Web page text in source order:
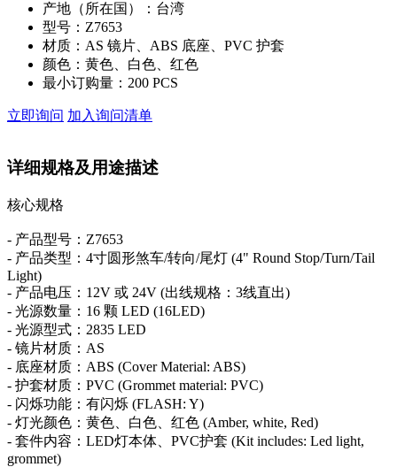
产地（所在国）： 台湾
型号： Z7653
材质： AS 镜片、ABS 底座、PVC 护套
颜色： 黄色、白色、红色
最小订购量： 200 PCS
立即询问 加入询问清单
详细规格及用途描述
核心规格
- 产品型号：Z7653
- 产品类型：4寸圆形煞车/转向/尾灯 (4" Round Stop/Turn/Tail
Light)
- 产品电压：12V 或 24V (出线规格：3线直出)
- 光源数量：16 颗 LED (16LED)
- 光源型式：2835 LED
- 镜片材质：AS
- 底座材质：ABS (Cover Material: ABS)
- 护套材质：PVC (Grommet material: PVC)
- 闪烁功能：有闪烁 (FLASH: Y)
- 灯光颜色：黄色、白色、红色 (Amber, white, Red)
- 套件内容：LED灯本体、PVC护套 (Kit includes: Led light,
grommet)